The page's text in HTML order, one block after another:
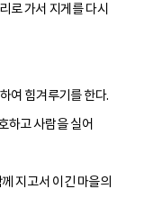
로 가서 지게를 다시
여 힘겨루기를 한다.
하고 사람을 실어
지고서 이긴 마을의